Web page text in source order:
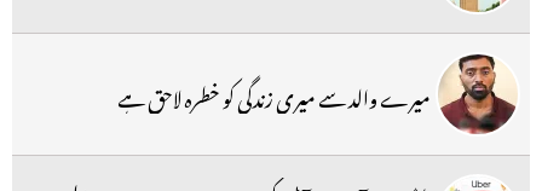
میرے والد سے میری زندگی کو خطرہ لاحق ہے